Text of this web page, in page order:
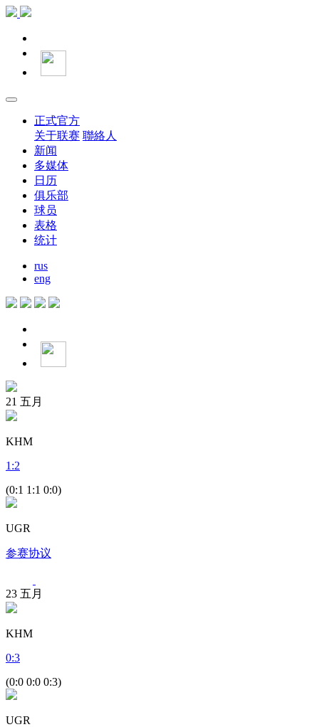
正式官方
关于联赛 聯絡人
新闻
多媒体
日历
俱乐部
球员
表格
统计
rus
eng
21 五月
KHM
1 :2
(0:1 1:1 0:0)
UGR
参赛协议
23 五月
KHM
0:3
(0:0 0:0 0:3)
UGR